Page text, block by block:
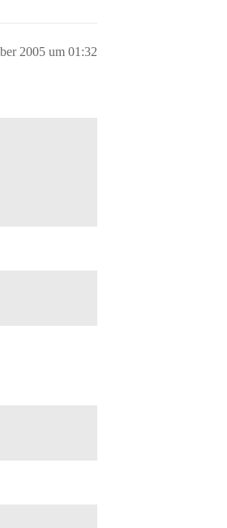
2005 um 01:32